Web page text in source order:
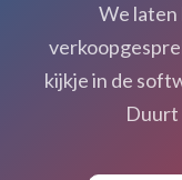
We laten
kijkje in de
Duurt